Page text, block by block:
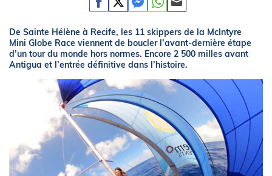
De Sainte Hélène à Recife, les 11 skippers de la McIntyre
Mini Globe Race viennent de boucler l’avant-dernière étape
d’un tour du monde hors normes. Encore 2 500 milles avant
Antigua et l’entrée définitive dans l’histoire.